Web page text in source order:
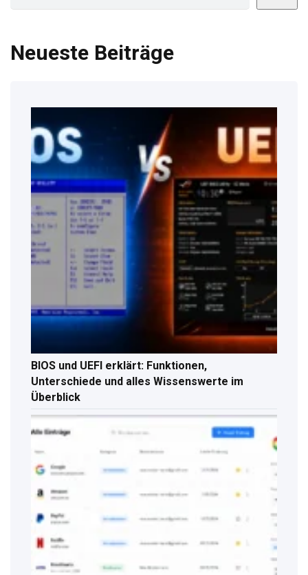
Neueste Beiträge
BIOS und UEFI erklärt: Funktionen,
Unterschiede und alles Wissenswerte im
Überblick